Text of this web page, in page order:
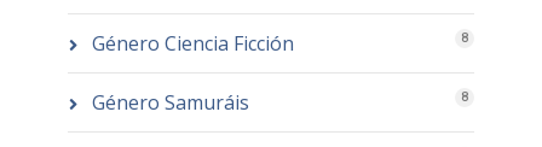
Género Ciencia Ficción 8
Género Samuráis 8